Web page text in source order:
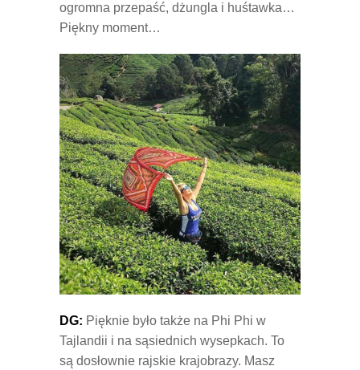
ogromna przepaść, dżungla i huśtawka…
Piękny moment…
DG: Pięknie było także na Phi Phi w
Tajlandii i na sąsiednich wysepkach. To
są dosłownie rajskie krajobrazy. Masz